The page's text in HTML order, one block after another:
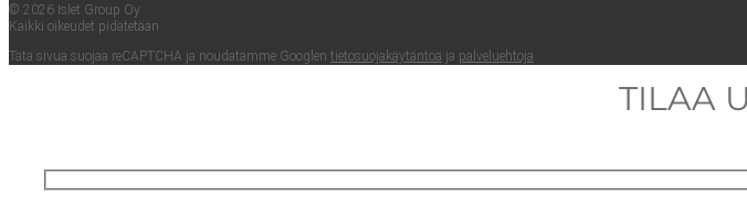
© 2026 Islet Group Oy
Kaik­ki oikeu­det pidätetään.
Tätä sivua suo­jaa reCAPTC­HA ja nou­da­tam­me Googlen tie­to­suo­ja­käy­tän­töä ja pal­ve­lueh­to­ja
TILAA